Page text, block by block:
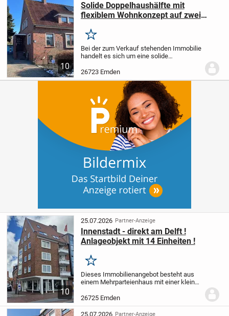
10
Solide Doppelhaushälfte mit
flexiblem Wohnkonzept auf zwei
Merken
Bei der zum Verkauf stehenden Immobilie
handelt es sich um eine solide
zusätzlichem Anbau, errichtet auf einem
Eigentumsgrundstück. Durch die
26723 Emden
10
25.07.2026 Partner-Anzeige
Innenstadt - direkt am Delft !
Anlageobjekt mit 14 Einheiten !
Merken
Dieses Immobilienangebot besteht aus
einem Mehrparteienhaus mit einer kleinen
einem 392 m² großen
Eigentumsgrundstück direkt am Delft in
Emden. Die gesamte...
26725 Emden
25.07.2026 Partner-Anzeige